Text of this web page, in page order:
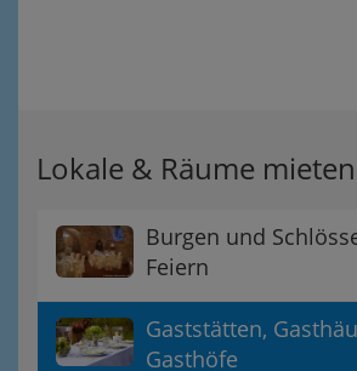
Lokale & Räume mieten
Burgen und
Feiern
Gaststätten,
Gasthöfe